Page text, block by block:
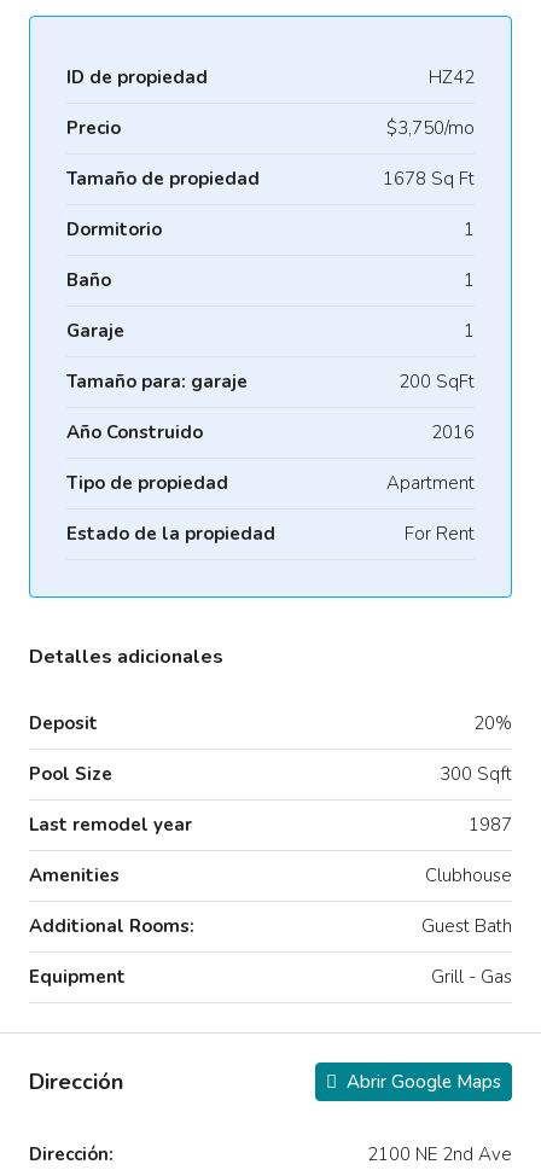
ID de propiedad HZ42
Precio $3,750/mo
Tamaño de propiedad 1678 Sq Ft
Dormitorio 1
Baño 1
Garaje 1
Tamaño para: garaje 200 SqFt
Año Construido 2016
Tipo de propiedad Apartment
Estado de la propiedad For Rent
Detalles adicionales
Deposit 20%
Pool Size 300 Sqft
Last remodel year 1987
Amenities Clubhouse
Additional Rooms: Guest Bath
Equipment Grill - Gas
Dirección Abrir Google Maps
Dirección: 2100 NE 2nd Ave